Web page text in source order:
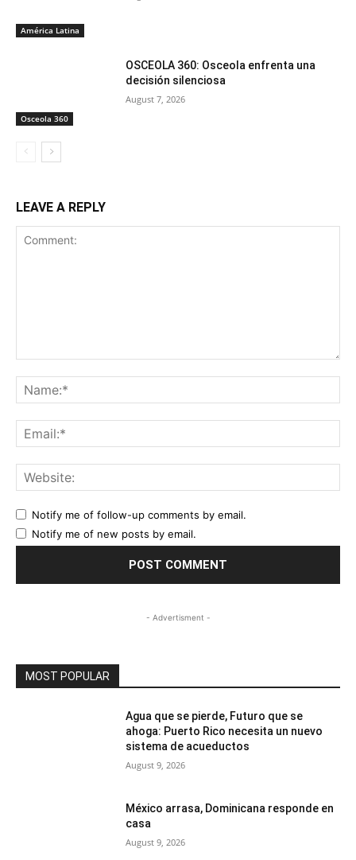
América Latina
Osceola 360
OSCEOLA 360: Osceola enfrenta una
decisión silenciosa
August 7, 2026
LEAVE A REPLY
Notify me of follow-up comments by email.
Notify me of new posts by email.
- Advertisment -
MOST POPULAR
Agua que se pierde, Futuro que se
ahoga: Puerto Rico necesita un nuevo
sistema de acueductos
August 9, 2026
México arrasa, Dominicana responde en
casa
August 9, 2026